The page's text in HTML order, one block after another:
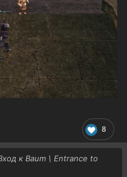
8
к Baum \ Entrance to